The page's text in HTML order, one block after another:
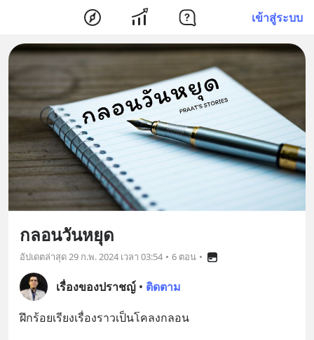
เข้าสู่ระบบ
กลอนวันหยุด
อัปเดตล่าสุด29 ก.พ. 2024 เวลา 03:54 • 6 ตอน •
เรื่องของปราชญ์ • ติดตาม